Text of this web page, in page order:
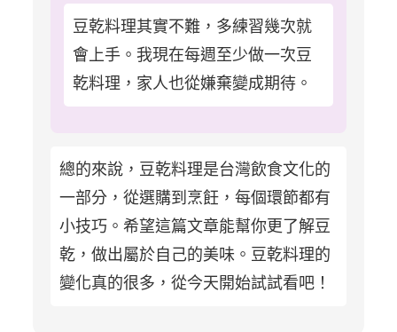
豆乾料理其實不難，多練習幾次就
會上手。我現在每週至少做一次豆
乾料理，家人也從嫌棄變成期待。
總的來說，豆乾料理是台灣飲食文化的
一部分，從選購到烹飪，每個環節都有
小技巧。希望這篇文章能幫你更了解豆
乾，做出屬於自己的美味。豆乾料理的
變化真的很多，從今天開始試試看吧！